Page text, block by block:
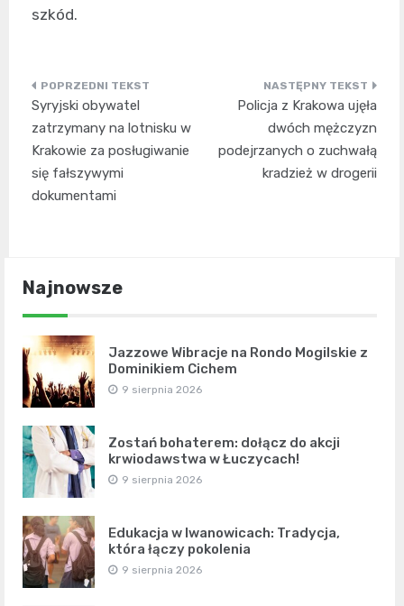
szkód.
Nawigacja
wpisu
Syryjski obywatel
zatrzymany na lotnisku w
Krakowie za posługiwanie
się fałszywymi
dokumentami
Policja z Krakowa ujęła
dwóch mężczyzn
podejrzanych o zuchwałą
kradzież w drogerii
Najnowsze
Jazzowe Wibracje na Rondo Mogilskie z
Dominikiem Cichem
9 sierpnia 2026
Zostań bohaterem: dołącz do akcji
krwiodawstwa w Łuczycach!
9 sierpnia 2026
Edukacja w Iwanowicach: Tradycja,
która łączy pokolenia
9 sierpnia 2026